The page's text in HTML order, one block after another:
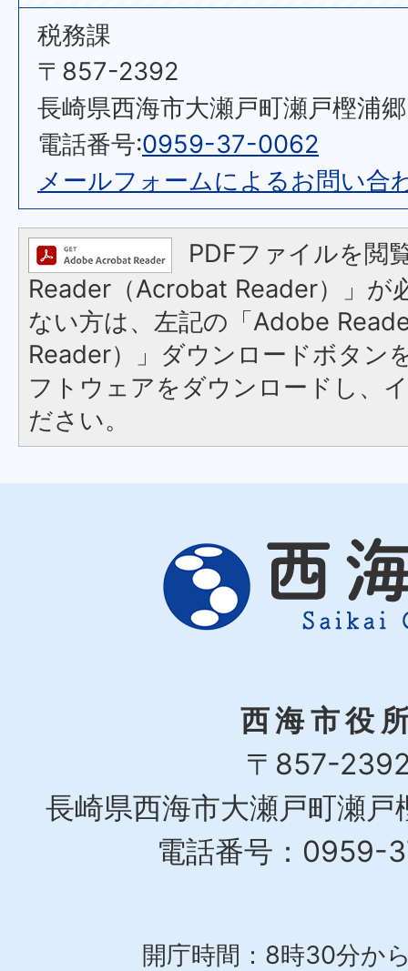
税務課
〒857-2392
長崎県西海市大瀬戸町瀬戸樫浦
電話番号:0959-37-0062
メールフォームによるお問い合
PDFファイルを閲
Reader（Acrobat Reader）」が
ない方は、左記の「Adobe
Reader）」ダウンロードボタン
フトウェアをダウンロードし、
ださい。
西海市役
〒857-
長崎県西海市大瀬戸町瀬
電話番号：0959-
開庁時間：8時30分か